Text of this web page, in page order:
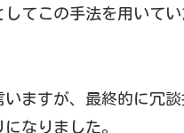
してこの手法を用いて
いますが、最終的に冗
なりました。